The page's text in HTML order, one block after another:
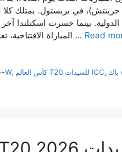
صباحًا بتوقيت جرينتش)، في بريستول.
بينما خسرت اسكتلندا آخر
المباراة الافتتاحية، تعافت نيوزيلندا – التي تحتل … Read
خارج-W, كأس العالم T20 للسيدات ICC, باك